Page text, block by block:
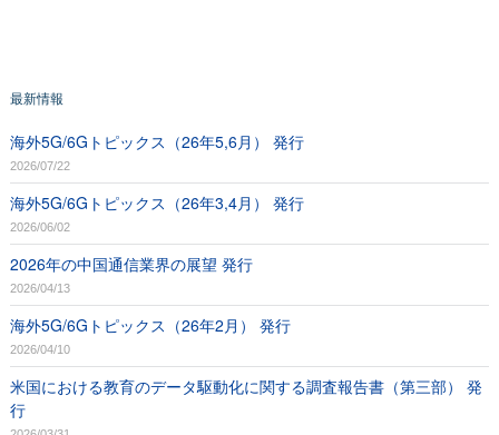
最新情報
海外5G/6Gトピックス（26年5,6月） 発行
2026/07/22
海外5G/6Gトピックス（26年3,4月） 発行
2026/06/02
2026年の中国通信業界の展望 発行
2026/04/13
海外5G/6Gトピックス（26年2月） 発行
2026/04/10
米国における教育のデータ駆動化に関する調査報告書（第三部） 発
行